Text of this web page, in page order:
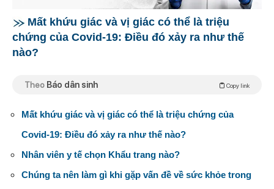
Mất khứu giác và vị giác có thể là triệu
chứng của Covid-19: Điều đó xảy ra như thế
nào?
Theo Báo dân sinh Copy link
Mất khứu giác và vị giác có thể là triệu chứng của
Covid-19: Điều đó xảy ra như thế nào?
Nhân viên y tế chọn Khẩu trang nào?
Chúng ta nên làm gì khi gặp vấn đề về sức khỏe trong